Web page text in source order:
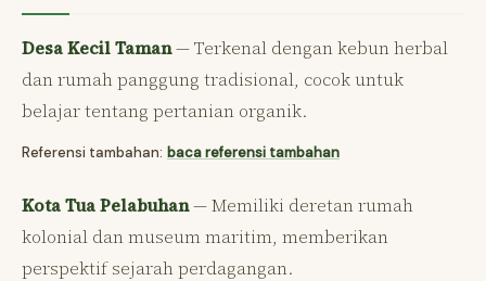
Desa Kecil Taman— Terkenal dengan kebun herbal
dan rumah panggung tradisional, cocok untuk
belajar tentang pertanian organik.
Referensi tambahan: baca referensi tambahan
Kota Tua Pelabuhan— Memiliki deretan rumah
kolonial dan museum maritim, memberikan
perspektif sejarah perdagangan.